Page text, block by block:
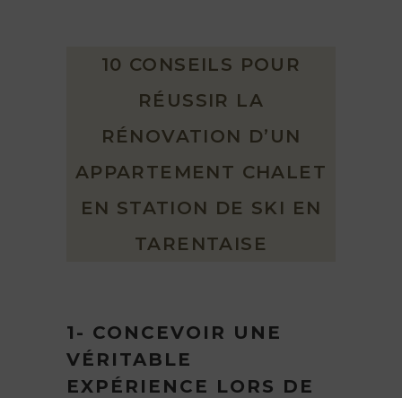
10 CONSEILS POUR
RÉUSSIR LA
RÉNOVATION D’UN
APPARTEMENT CHALET
EN STATION DE SKI EN
TARENTAISE
1- CONCEVOIR UNE
VÉRITABLE
EXPÉRIENCE LORS DE